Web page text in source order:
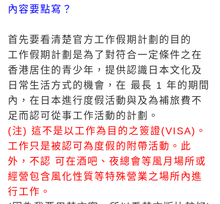
內容要點寫？
首先要看清楚官方工作假期計劃的目的
工作假期計劃是為了對符合一定條件之在
香港居住的青少年，提供認識日本文化及
日常生活方式的機會，在 最長 1 年的期間
內，在日本進行度假活動與及為補旅費不
足而認可從事工作活動的計劃。
(注) 這不是以工作為目的之簽證(VISA)。
工作只是被認可為度假的附帶活動。此
外，不認 可在酒吧、夜總會等風月場所或
經營包含風化性質等特殊營業之場所內進
行工作。